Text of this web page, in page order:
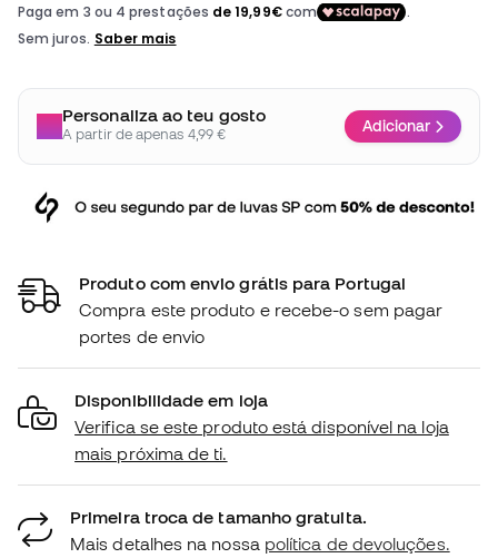
Personaliza ao teu gosto
A partir de apenas 4,99 € Adicionar
Produto com envio grátis para Portugal
Compra este produto e recebe-o sem pagar
portes de envio
Disponibilidade em loja
Verifica se este produto está disponível na loja
mais próxima de ti.
Primeira troca de tamanho gratuita.
Mais detalhes na nossa política de devoluções.